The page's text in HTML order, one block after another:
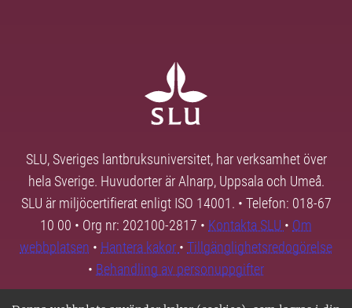
SLU, Sveriges lantbruksuniversitet, har verksamhet över
hela Sverige. Huvudorter är Alnarp, Uppsala och Umeå.
SLU är miljöcertifierat enligt ISO 14001. • Telefon: 018-67
10 00 • Org nr: 202100-2817 • Kontakta SLU • Om
webbplatsen • Hantera kakor • Tillgänglighetsredogörelse
• Behandling av personuppgifter